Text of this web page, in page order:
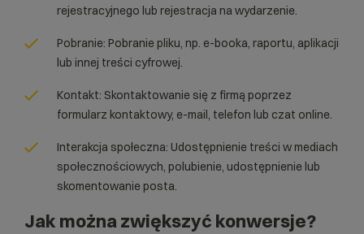
rejestracyjnego lub rejestracja na wydarzenie.
Pobranie: Pobranie pliku, np. e-booka, raportu, aplikacji
lub innej treści cyfrowej.
Kontakt: Skontaktowanie się z firmą poprzez
formularz kontaktowy, e-mail, telefon lub czat online.
Interakcja społeczna: Udostępnienie treści w mediach
społecznościowych, polubienie, udostępnienie lub
skomentowanie posta.
Jak można zwiększyć konwersje?